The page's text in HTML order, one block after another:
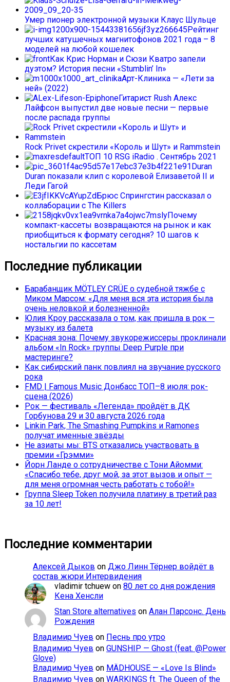
Умер пионер электронной музыки Клаус Шульце
Рейтинг
лучших катушечных магнитофонов 2021 года – 8
моделей на любой кошелек
Как Крис Норман и Сюзи Кватро запели
дуэтом? История песни «Stumblin’ In»
Арт-Клиника — «Лети за
ней» (2022)
Гитарист Rush Алекс
Лайфсон выпустил две новые песни — первые
после распада группы
Rock Privet скрестили «Король и Шут» и Rammstein
ТОП 10 RSG iRadio . Сентябрь 2021
Duran
Duran показали клип с королевой Елизаветой II и
Леди Гагой
Брюс Спрингстин рассказал о
коллаборации с The Killers
Почему
компакт-кассеты возвращаются на рынок и как
приобщиться к формату сегодня? 10 шагов к
ностальгии по кассетам
Последние публикации
Барабанщик MÖTLEY CRÜE о судебной тяжбе с
Миком Марсом: «Для меня вся эта история была
очень неловкой и болезненной»
Юлия Кроу рассказала о том, как пришла в рок —
музыку из балета
Красная зона: Почему звукорежиссеры проклинали
альбом «In Rock» группы Deep Purple при
мастеринге?
Как сибирский панк повлиял на звучание русского
рока
FMD | Famous Music Донбасс ТОП–8 июля: рок-
сцена (2026)
Рок — фестиваль «Легенда» пройдёт в ДК
Горбунова 29 и 30 августа 2026 года
Linkin Park, The Smashing Pumpkins и Ramones
получат именные звёзды
Не азиаты мы: BTS отказались участвовать в
премии «Грэмми»
Йорн Ланде о сотрудничестве с Тони Айомми:
«Спасибо тебе, друг мой, за этот вызов и опыт —
для меня огромная честь работать с тобой!»
Группа Sleep Token получила платину в третий раз
за 10 лет!
Последние комментарии
Алексей Дыков on Джо Линн Тёрнер войдёт в
состав жюри Интервидения
vladimir tchuew on 80 лет со дня рождения
Кена Хенсли
Stan Store alternatives on Алан Парсонс. День
Рождения
Владимир Чуев on Песнь про утро
Владимир Чуев on GUNSHIP — Ghost (feat. @Power
Glove)
Владимир Чуев on MÄDHOUSE — «Love Is Blind»
Владимир Чуев on WARKINGS ft. The Queen of the